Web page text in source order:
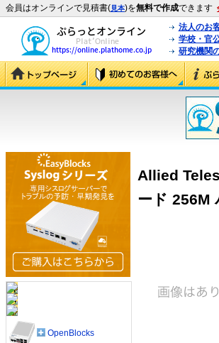
会員はオンラインで見積書(見本)を無料で作成できます
法人のお
学校・官
研究機関
Allied
ード 256M
OpenBlocks